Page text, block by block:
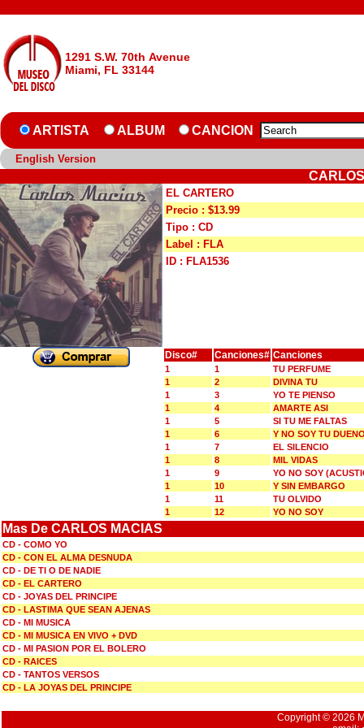
1291 S.W. 70th Avenue
Miami, FL 33144
ARTISTA ALBUM CANCION
English Version
EL CARTERO
Precio : $13.99
Tipo : CD
Label : FLA
ID : FLA1536
Disco# Canciones# Canciones
1 1
TU PERFUME
1
2
DIVINA TU
1
3
YO TE PIENSO
1
4
AMARTE ASI
1
5
SI TU ME FALTAS
1
6
Y NO SOY TU
1
7
EL SILENCIO
1
8
MIL VIDAS
1
9
YO NO SOY
1
10
Y SIN EMBARGO
1
11
TU OLVIDO
1
12 YO NO SOY
Mas De CARLOS MACIAS
CD - COMO YO
CD - CON EL ALMA DESNUDA
CD - DE TI O DE NADIE
CD - EL CARTERO
CD - JOYAS DEL PRINCIPE
CD - LASTIMA QUE SEAN AJENAS
CD - MI MUSICA
CD - MI MUSICA EN VIVO + DVD
CD - MI PASION POR EL BOLERO
CD - RAICES
CD - TANTOS VERSOS
CD - LA JOYAS DEL PRINCIPE
Copyright © 2026